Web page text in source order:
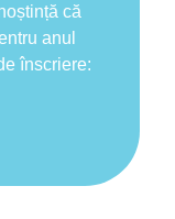
că
anul
înscriere: